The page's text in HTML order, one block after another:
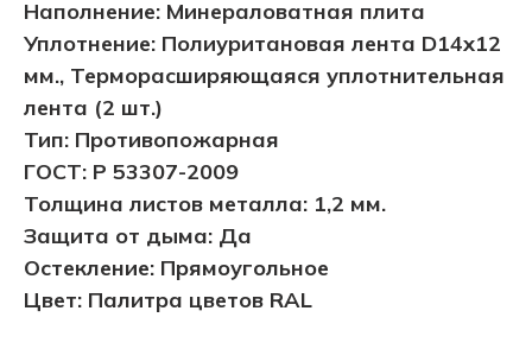
Наполнение: Минераловатная плита
Уплотнение: Полиуритановая лента D14х12
мм., Терморасширяющаяся уплотнительная
лента (2 шт.)
Тип: Противопожарная
ГОСТ: Р 53307-2009
Толщина листов металла: 1,2 мм.
Защита от дыма: Да
Остекление: Прямоугольное
Цвет: Палитра цветов RAL